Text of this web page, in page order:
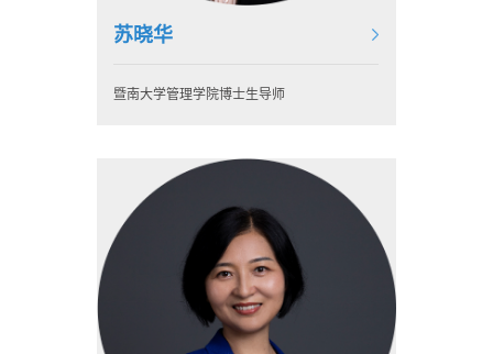
苏晓华
暨南大学管理学院博士生导师